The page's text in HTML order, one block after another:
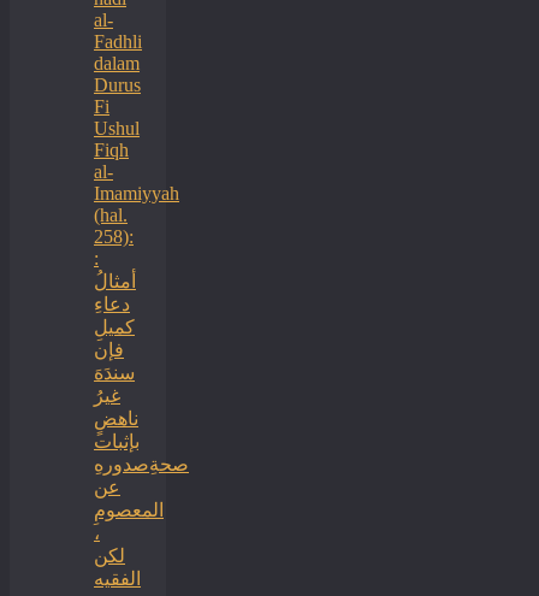
al-
Fadhli
dalam
Durus
Fi
Ushul
Fiqh
al-
Imamiyyah
(hal.
258):
:
أمثالُ
دعاءِ
كميلِ
فإن
سندَهَ
غيرُ
ناهضٍ
بإثبات
صحةِصدورهِ
عن
المعصومِ
،
لكن
الفقيه